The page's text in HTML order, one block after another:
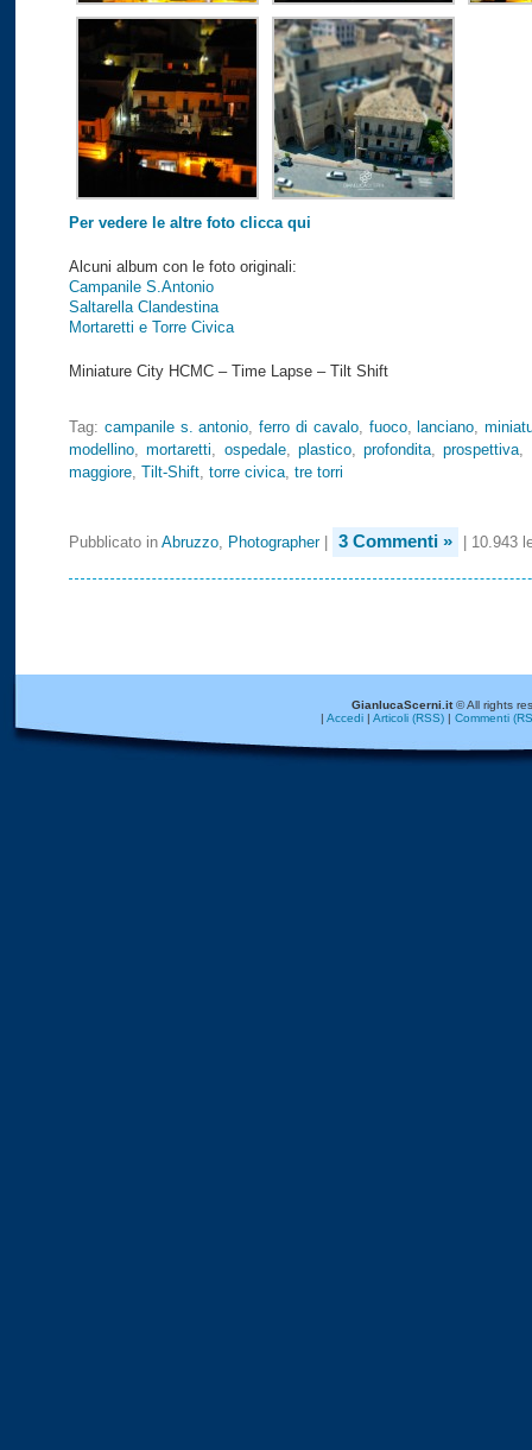
Per vedere le altre foto clicca qui
Alcuni album con le foto originali:
Campanile S.Antonio
Saltarella Clandestina
Mortaretti e Torre Civica
Miniature City HCMC – Time Lapse – Tilt Shift
Tag: campanile s. antonio,ferro di cavalo, fuoco, lanciano,
modellino,mortaretti, ospedale, plastico,profondita,prospettiva,
maggiore, Tilt-Shift, torre civica, tre torri
Pubblicato in Abruzzo, Photographer| 3 Commenti » | 10.943
GianlucaScerni.it© All rights
| Accedi| Articoli (RSS)| Commenti